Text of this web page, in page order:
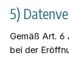
5)
Gemäß Art. 6
bei der